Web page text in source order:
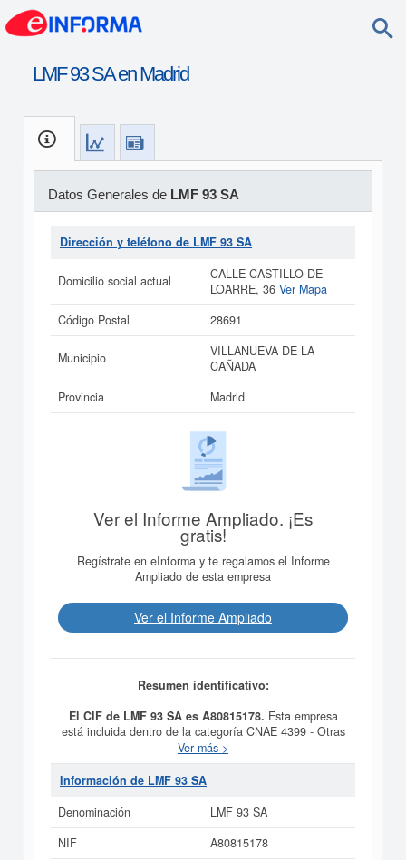
LMF 93 SA en Madrid
Datos Generales de LMF 93 SA
Dirección y teléfono de LMF 93 SA
Domicilio social actual
CALLE CASTILLO DE
LOARRE, 36 Ver Mapa
Código Postal
28691
Municipio
VILLANUEVA DE LA
CAÑADA
Provincia
Madrid
Ver el Informe Ampliado. ¡Es
gratis!
Regístrate en eInforma y te regalamos el Informe
Ampliado de esta empresa
Ver el Informe Ampliado
Resumen identificativo:
El CIF de LMF 93 SA es A80815178. Esta empresa
está incluida dentro de la categoría CNAE 4399 - Otras
actividades de construcción especializada n.c.o.p..
Dentro del Sistema Internacional de Clasificación de
actividades empresariales, la empresa
una cantidad de 15 empleados en plantilla. Esta ficha
consulta se ha producido el 25/09/2024. En la presente
Ver más >
Información de LMF 93 SA
Denominación
LMF 93 SA
NIF
A80815178